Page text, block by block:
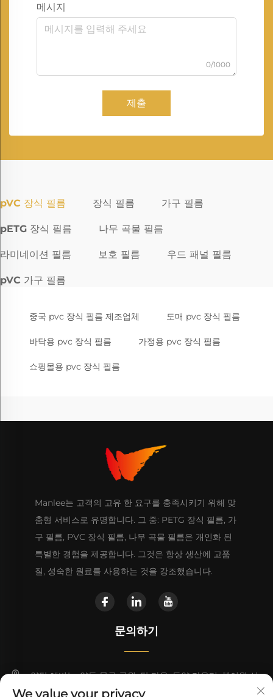
메시지
0/1000
제출
pVC 장식 필름 장식 필름 가구 필름
pETG 장식 필름 나무 곡물 필름
라미네이션 필름 보호 필름 우드 패널 필름
pVC 가구 필름
중국 pvc 장식 필름 제조업체 도매 pvc 장식 필름
바닥용 pvc 장식 필름 가정용 pvc 장식 필름
쇼핑몰용 pvc 장식 필름
Manlee는 고객의 고유 한 요구를 충족시키기 위해 맞
춤형 서비스로 유명합니다. 그 중: PETG 장식 필름, 가
구 필름, PVC 장식 필름, 나무 곡물 필름은 개인화 된
특별한 경험을 제공합니다. 그것은 항상 생산에 고품
질, 성숙한 원료를 사용하는 것을 강조했습니다.
문의하기
양탄 애비뉴, 양동 물류 공원, 탄 타운, 동양 카운티, 헤이완 시
We value your privacy